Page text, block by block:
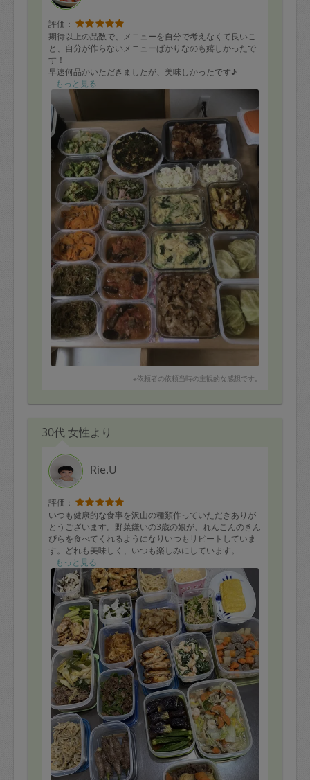
評価：
期待以上の品数で、メニューを自分で考えなくて良いこ
と、自分が作らないメニューばかりなのも嬉しかったで
す！
早速何品かいただきましたが、美味しかったです♪
またお願いしたいと思いました！
ありがとうございました！
もっと見る
※依頼者の依頼当時の主観的な感想です。
30代 女性より
Rie.U
評価：
いつも健康的な食事を沢山の種類作っていただきありが
とうございます。野菜嫌いの3歳の娘が、れんこんのきん
ぴらを食べてくれるようになりいつもリピートしていま
す。どれも美味しく、いつも楽しみにしています。
もっと見る